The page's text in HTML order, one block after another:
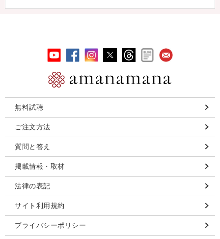
無料試聴
ご注文方法
質問と答え
掲載情報・取材
法律の表記
サイト利用規約
プライバシーポリシー